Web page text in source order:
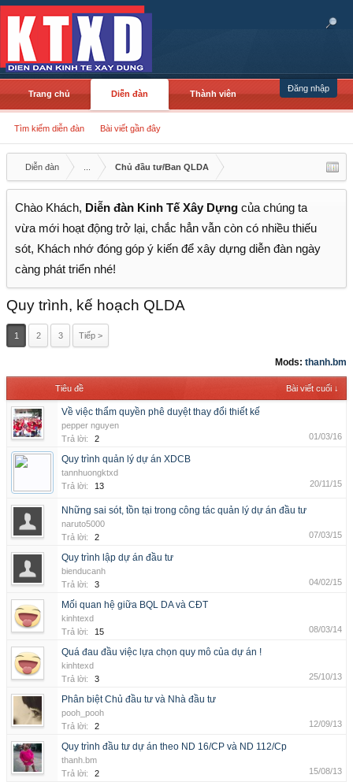
Đăng nhập
Trang chủ Diễn đàn
Tìm kiếm diễn đàn Bài viết gần đây
Thành viên
Diễn đàn Chủ đầu tư/Ban QLDA
Chào Khách, Diễn đàn Kinh Tế Xây Dựng của chúng ta
vừa mới hoạt động trở lại, chắc hẳn vẫn còn có nhiều thiếu
sót, Khách nhớ đóng góp ý kiến để xây dựng diễn đàn ngày
càng phát triển nhé!
Quy trình, kế hoạch QLDA
1 2 3 Tiếp >
Mods: thanh.bm
Tiêu đề Bài viết cuối ↓
Về việc thẩm quyền phê duyệt thay đổi thiết kế
pepper nguyen
Trả lời:
2 01/03/16
Quy trình quản lý dự án XDCB
tannhuongktxd
Trả lời:
13 20/11/15
Những sai sót, tồn tại trong công tác quản lý dự án đầu tư
naruto5000
Trả lời:
2 07/03/15
Quy trình lập dự án đầu tư
bienducanh
Trả lời:
3 04/02/15
Mối quan hệ giữa BQL DA và CĐT
kinhtexd
Trả lời:
15 08/03/14
Quá đau đầu việc lựa chọn quy mô của dự án !
kinhtexd
Trả lời:
3 25/10/13
Phân biệt Chủ đầu tư và Nhà đầu tư
pooh_pooh
Trả lời:
2 12/09/13
Quy trình đầu tư dự án theo ND 16/CP và ND 112/Cp
thanh.bm
Trả lời:
2 15/08/13